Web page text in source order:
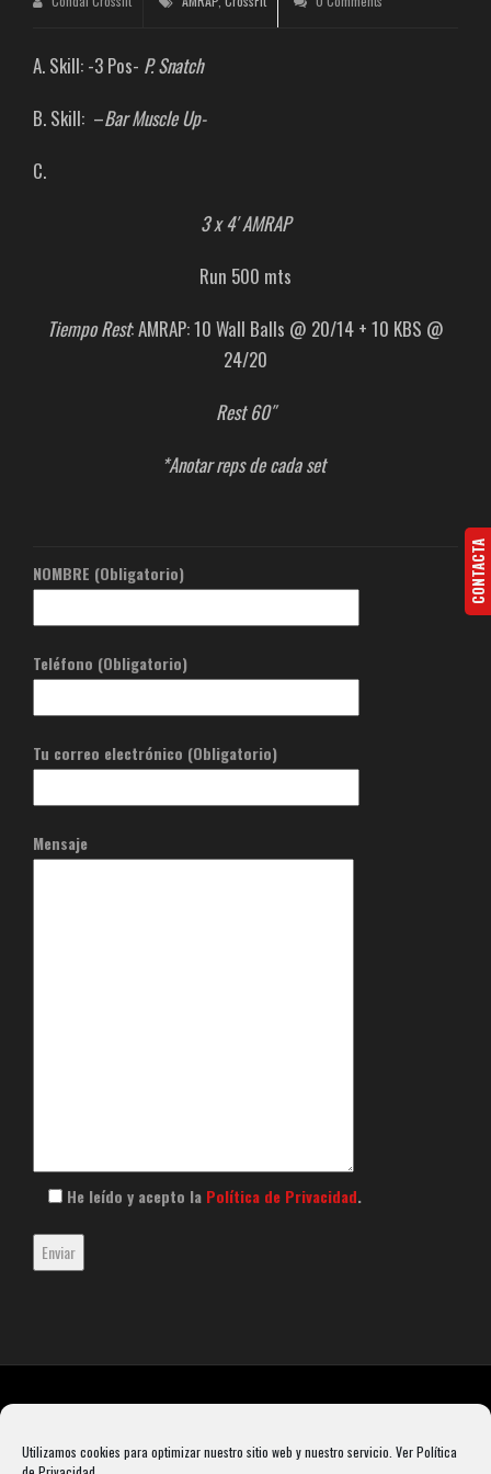
Utilizamos cookies para optimizar nuestro sitio web y nuestro servicio. Ver Política
A. Skill: -3 Pos- P. Snatch
B. Skill: –Bar Muscle Up-
C.
3 x 4′ AMRAP
Run 500 mts
Tiempo Rest: AMRAP: 10 Wall Balls @ 20/14 + 10 KBS @
24/20
Rest 60″
*Anotar reps de cada set
NOMBRE (Obligatorio)
Teléfono (Obligatorio)
Tu correo electrónico (Obligatorio)
Mensaje
He leído y acepto la Política de Privacidad.
CONTACTA